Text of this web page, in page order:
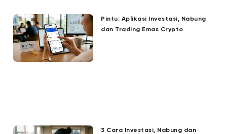
Pintu: Aplikasi Investasi, Nabung
dan Trading Emas Crypto
3 Cara Investasi, Nabung dan